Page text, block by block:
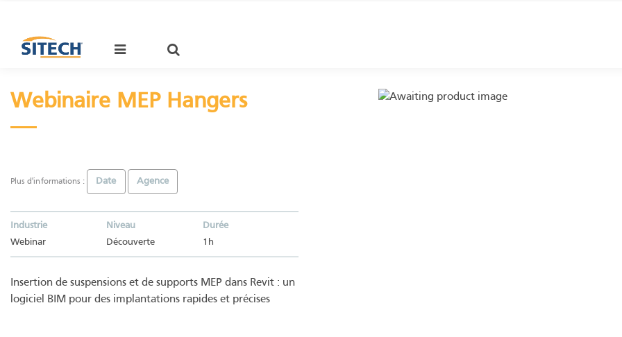
Webinaire MEP Hangers
Plus d'informations : Date Agence
Industrie
Webinar
Niveau
Découverte
Durée
1h
Insertion de suspensions et de supports MEP dans Revit : un
logiciel BIM pour des implantations rapides et précises